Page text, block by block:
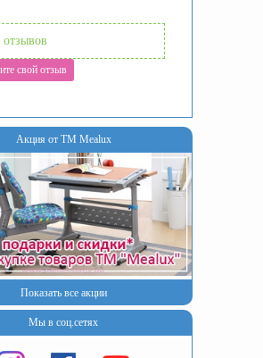
отзывов
свой отзыв
Акция от ТМ Mealux
Показать все акции
Мы в соц.сетях